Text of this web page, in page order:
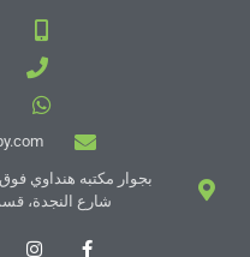
بجوار مكتبه هنداوي
شارع النجدة، قسم